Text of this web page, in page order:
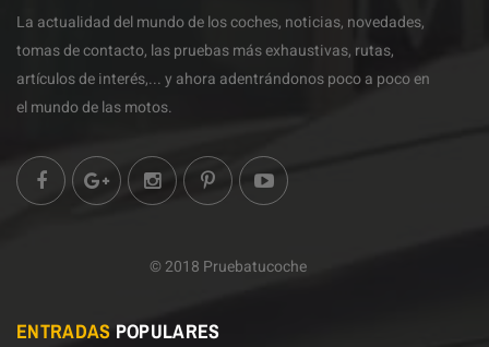
La actualidad del mundo de los coches, noticias, novedades,
tomas de contacto, las pruebas más exhaustivas, rutas,
artículos de interés,... y ahora adentrándonos poco a poco en
el mundo de las motos.
© 2018 Pruebatucoche
ENTRADAS POPULARES